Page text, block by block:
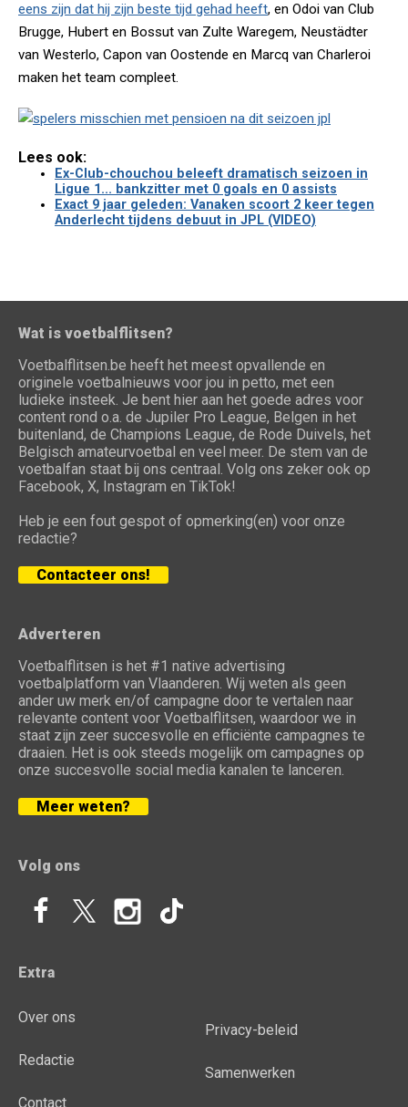
eens zijn dat hij zijn beste tijd gehad heeft, en Odoi van Club
Brugge, Hubert en Bossut van Zulte Waregem, Neustädter
van Westerlo, Capon van Oostende en Marcq van Charleroi
maken het team compleet.
Lees ook:
Ex-Club-chouchou beleeft dramatisch seizoen in
Ligue 1... bankzitter met 0 goals en 0 assists
Exact 9 jaar geleden: Vanaken scoort 2 keer tegen
Anderlecht tijdens debuut in JPL (VIDEO)
Wat is voetbalflitsen?
Voetbalflitsen.be heeft het meest opvallende en
originele voetbalnieuws voor jou in petto, met een
ludieke insteek. Je bent hier aan het goede adres voor
content rond o.a. de Jupiler Pro League, Belgen in het
buitenland, de Champions League, de Rode Duivels, het
Belgisch amateurvoetbal en veel meer. De stem van de
voetbalfan staat bij ons centraal. Volg ons zeker ook op
Facebook, X, Instagram en TikTok!
Heb je een fout gespot of opmerking(en) voor onze
redactie?
Contacteer ons!
Adverteren
Voetbalflitsen is het #1 native advertising
voetbalplatform van Vlaanderen. Wij weten als geen
ander uw merk en/of campagne door te vertalen naar
relevante content voor Voetbalflitsen, waardoor we in
staat zijn zeer succesvolle en efficiënte campagnes te
draaien. Het is ook steeds mogelijk om campagnes op
onze succesvolle social media kanalen te lanceren.
Meer weten?
Volg ons
Extra
Over ons
Redactie
Contact
Privacy-beleid
Samenwerken